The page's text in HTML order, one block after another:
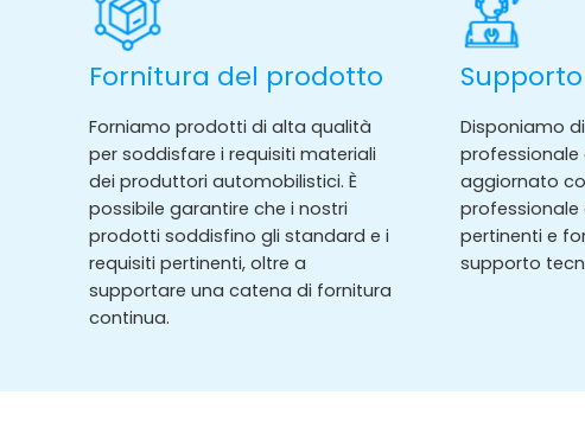
Fornitura del prodotto
Forniamo prodotti di alta qualità
per soddisfare i requisiti materiali
dei produttori automobilistici. È
possibile garantire che i nostri
prodotti soddisfino gli standard e i
requisiti pertinenti, oltre a
supportare una catena di fornitura
continua.
Disponiamo
professionale
aggiornato
professionale
pertinenti e
supporto